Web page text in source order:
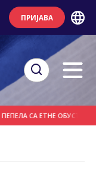
ПРИЈАВА
СА ЕТНЕ ОБУСТАВИО